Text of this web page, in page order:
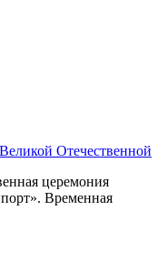
Отечественной
церемония
Временная